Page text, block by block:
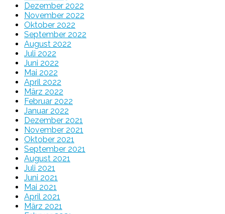
Dezember 2022
November 2022
Oktober 2022
September 2022
August 2022
Juli 2022
Juni 2022
Mai 2022
April 2022
März 2022
Februar 2022
Januar 2022
Dezember 2021
November 2021
Oktober 2021
September 2021
August 2021
Juli 2021
Juni 2021
Mai 2021
April 2021
März 2021